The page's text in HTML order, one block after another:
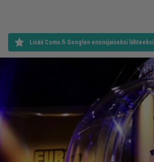
Lisää Como.fi Googlen ensisijaiseksi lähteeksi